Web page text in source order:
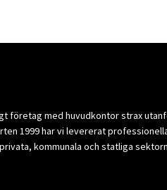
företag med huvudkontor strax
1999 har vi levererat
kommunala och statliga